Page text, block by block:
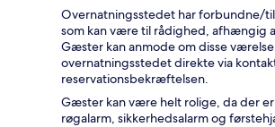
Overnatningsstedet har forbundne/
som kan være til rådighed, afhængig
Gæster kan anmode om disse
overnatningsstedet direkte via
reservationsbekræftelsen.
Gæster kan være helt rolige, da der
røgalarm, sikkerhedsalarm og